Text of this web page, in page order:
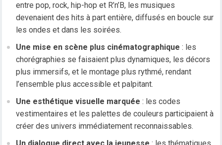
entre pop, rock, hip-hop et R’n’B, les musiques
devenaient des hits à part entière, diffusés en boucle sur
les ondes et dans les soirées.
Une mise en scène plus cinématographique : les
chorégraphies se faisaient plus dynamiques, les décors
plus immersifs, et le montage plus rythmé, rendant
l’ensemble plus accessible et palpitant.
Une esthétique visuelle marquée : les codes
vestimentaires et les palettes de couleurs participaient à
créer des univers immédiatement reconnaissables.